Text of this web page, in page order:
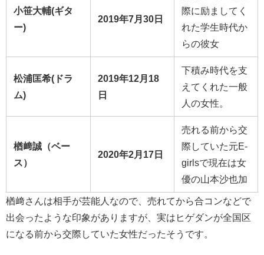
小笹大輔(ギタ
ー)
2019年7月30日
際に励ましてく
れた学生時代か
らの彼女
松浦匡希(ドラ
ム)
2019年12月18
日
下積み時代を支
えてくれた一般
人の女性。
楢﨑誠（ベー
ス）
2020年2月17日
売れる前から交
際していた元E-
girlsで現在は女
優の山本沙也加
楢﨑さんは相手が芸能人なので、売れてから合コンなどで
出会ったような印象がありますが、実はヒゲダンが全国区
になる前から交際していた女性だったそうです。